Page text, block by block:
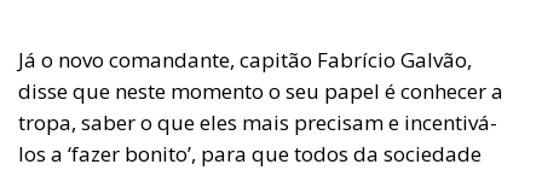
Já o novo comandante, capitão Fabrício Galvão,
disse que neste momento o seu papel é conhecer a
tropa, saber o que eles mais precisam e incentivá-
los a ‘fazer bonito’, para que todos da sociedade